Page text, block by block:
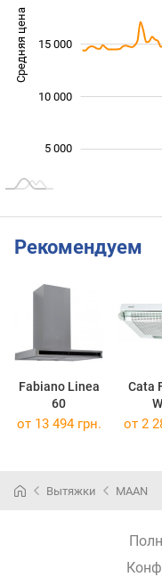
Средняя цена 10 000
10 000
15 000
5 000
Рекомендуем
Fabiano Linea
60
Cata
от 13 494 грн. от 2
Вытяжки MAAN